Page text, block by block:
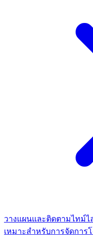
วางแผนและติดตามไทม์ไ
เหมาะสำหรับการจัดการ